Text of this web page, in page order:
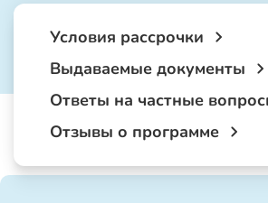
Условия рассрочки
Выдаваемые документы
Ответы на частные
Отзывы о программе